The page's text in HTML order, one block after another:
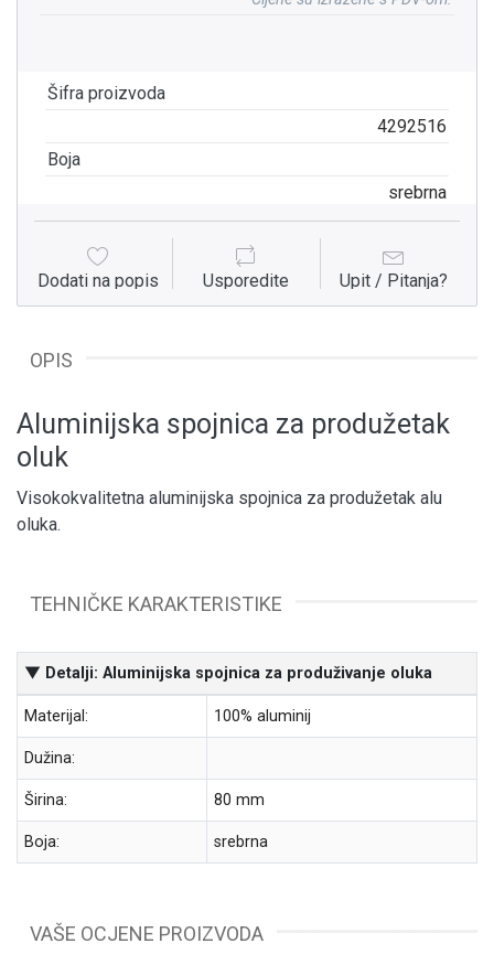
Šifra proizvoda
4292516
Boja
srebrna
Dodati na popis Usporedite Upit / Pitanja?
OPIS
Aluminijska spojnica za produžetak
oluk
Visokokvalitetna aluminijska spojnica za produžetak alu
oluka.
TEHNIČKE KARAKTERISTIKE
▼ Detalji: Aluminijska spojnica za produživanje oluka
Materijal: 100% aluminij
Dužina:
Širina: 80 mm
Boja: srebrna
VAŠE OCJENE PROIZVODA